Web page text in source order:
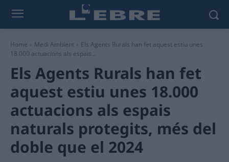
Home Medi Ambient
Els Agents Rurals han fet aquest estiu unes
18.000 actuacions als espais...
Els Agents Rurals han fet
aquest estiu unes 18.000
actuacions als espais
naturals protegits, més del
doble que el 2024